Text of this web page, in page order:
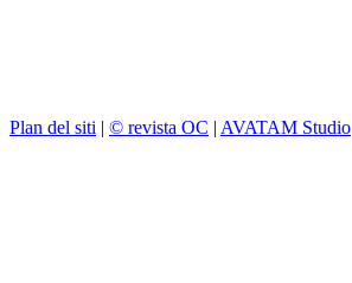
Plan del siti | © revista OC | AVATAM Studio